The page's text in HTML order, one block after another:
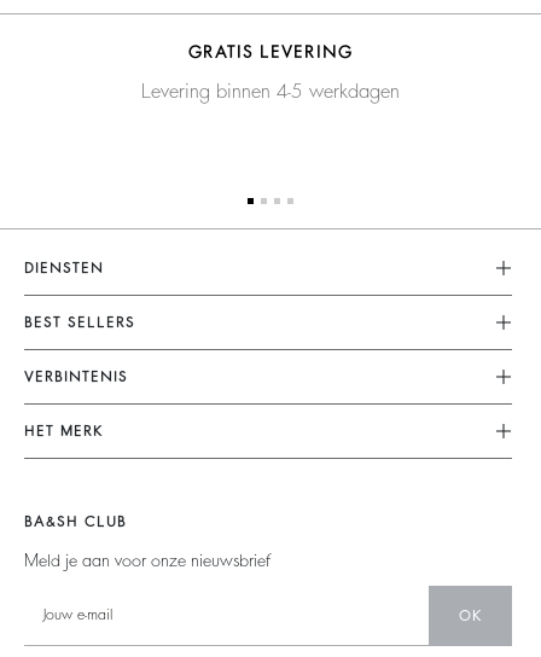
GRATIS LEVERING
Levering binnen 4-5 werkdagen
DIENSTEN
Klantenservice
FAQ
Terugzenden En Terugbetaling
Algemene Voorwaarden
Juridische Kennisgeving
BEST SELLERS
Dresses
Jumpsuits
Tops & Shirts
Jumpers & Cardigans
Backless
VERBINTENIS
Onze Engagementen
Duurzame Collectie
People
Partners
Circulariteit
Operaties
HET MERK
Barbara & Sharon
Nieuwe Collectie
BA&SH CLUB
Meld je aan voor onze nieuwsbrief
OK